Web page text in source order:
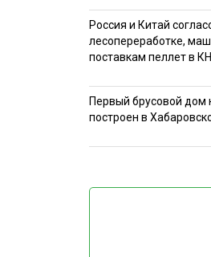
Россия и Китай
лесопереработке,
поставкам пеллет в
Первый брусовой дом
построен в